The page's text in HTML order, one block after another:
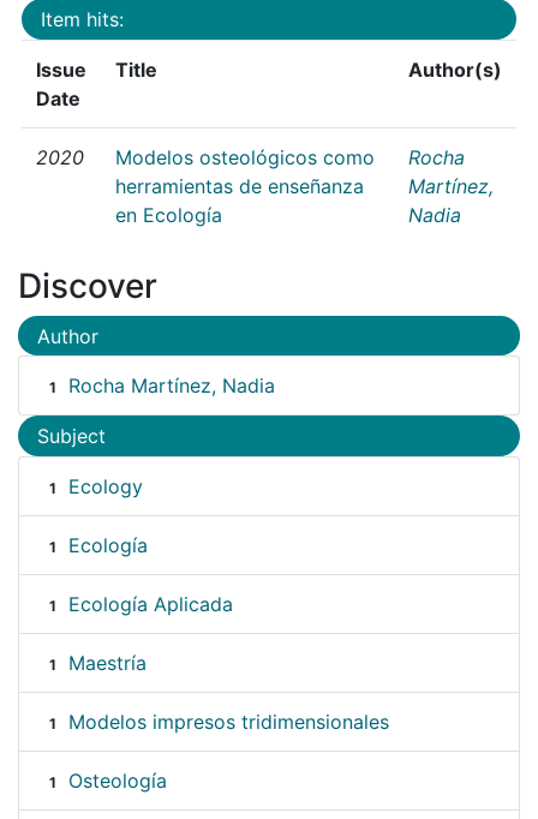
Item hits:
Issue
Date
Title Author(s)
2020
Modelos osteológicos como
herramientas de enseñanza
en Ecología
Rocha
Martínez,
Nadia
Discover
Author
1 Rocha Martínez, Nadia
Subject
1 Ecology
1 Ecología
1 Ecología Aplicada
1 Maestría
1 Modelos impresos tridimensionales
1 Osteología